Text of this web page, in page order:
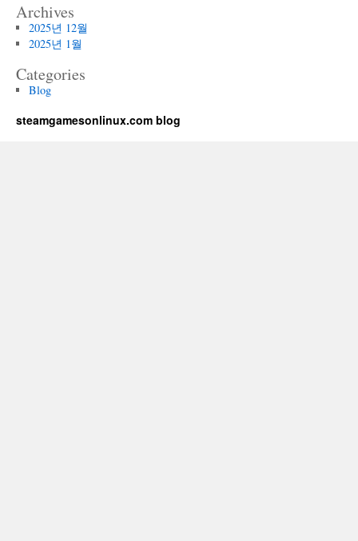
Archives
2025년 12월
2025년 1월
Categories
Blog
steamgamesonlinux.com blog